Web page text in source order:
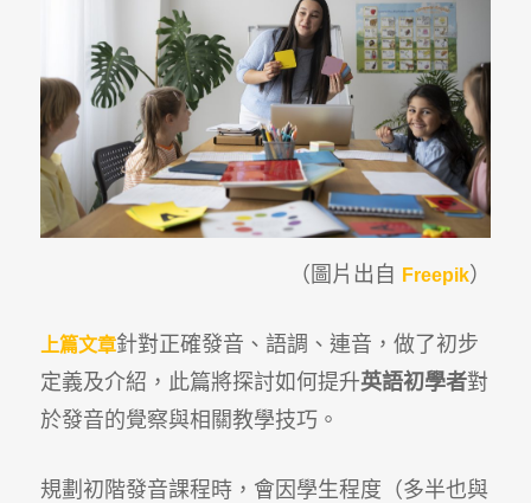
（圖片出自 Freepik）
上篇文章針對正確發音、語調、連音，做了初步
定義及介紹，此篇將探討如何提升英語初學者對
於發音的覺察與相關教學技巧。
規劃初階發音課程時，會因學生程度（多半也與